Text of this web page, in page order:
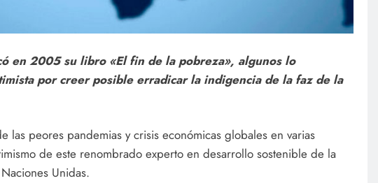
en 2005 su libro «El fin de la pobreza», algunos lo
por creer posible erradicar la indigencia de la faz de la
las peores pandemias y crisis económicas globales en varias
de este renombrado experto en desarrollo sostenible de la
Unidas.